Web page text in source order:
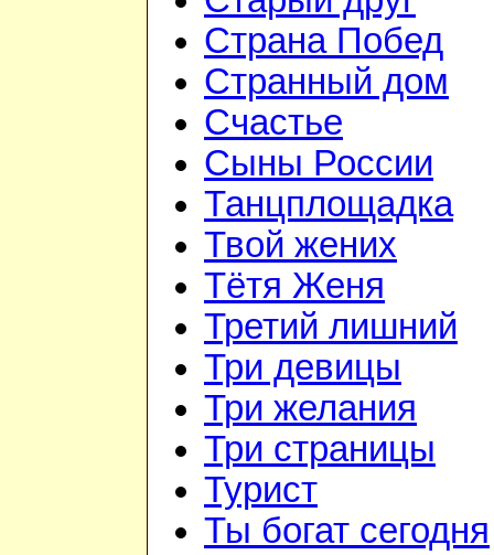
Страна Побед
Странный дом
Счастье
Сыны России
Танцплощадка
Твой жених
Тётя Женя
Третий лишний
Три девицы
Три желания
Три страницы
Турист
Ты богат сегодня